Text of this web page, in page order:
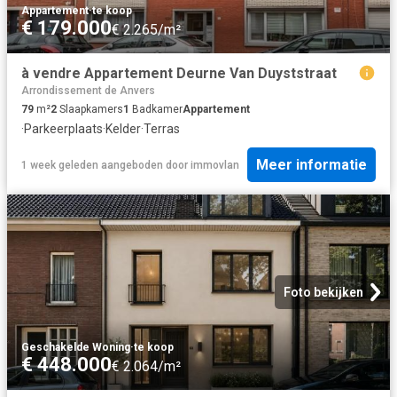
Appartement·te koop
€ 179.000€ 2.265/m²
à vendre Appartement Deurne Van Duyststraat
Arrondissement de Anvers
79 m²2 Slaapkamers1 BadkamerAppartement
·Parkeerplaats·Kelder·Terras
1 week geleden aangeboden door immovlan Meer informatie
Foto bekijken
Geschakelde Woning·te koop
€ 448.000€ 2.064/m²